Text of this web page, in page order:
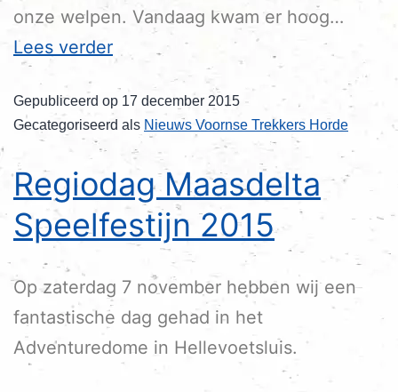
onze welpen. Vandaag kwam er hoog…
Lees verder
Gepubliceerd op 17 december 2015
Gecategoriseerd als Nieuws Voornse Trekkers Horde
Regiodag Maasdelta
Speelfestijn 2015
Op zaterdag 7 november hebben wij een
fantastische dag gehad in het
Adventuredome in Hellevoetsluis.